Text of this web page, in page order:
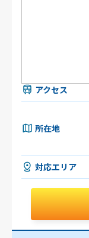
アクセス
所在地
対応エリア